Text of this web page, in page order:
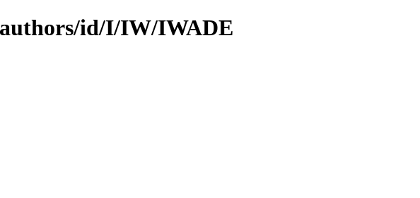
id/I/IW/IWADE